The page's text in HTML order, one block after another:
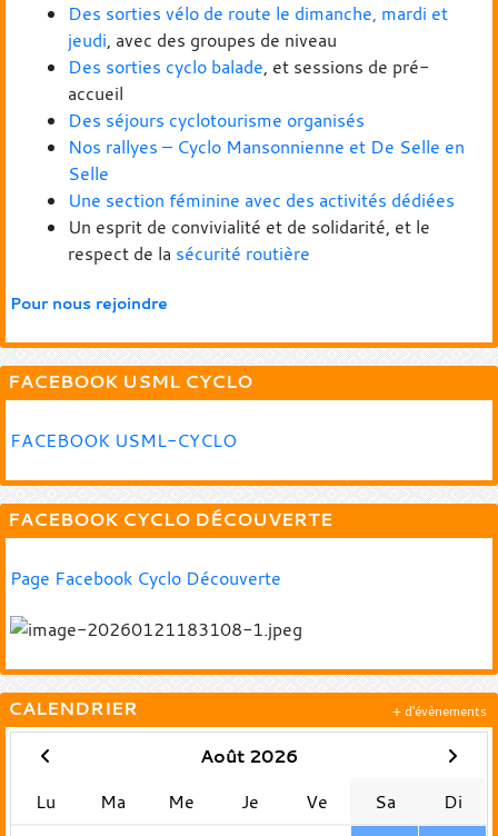
Des sorties vélo de route le dimanche, mardi et
jeudi, avec des groupes de niveau
Des sorties cyclo balade, et sessions de pré-
accueil
Des séjours cyclotourisme organisés
Nos rallyes – Cyclo Mansonnienne et De Selle en
Selle
Une section féminine avec des activités dédiées
Un esprit de convivialité et de solidarité, et le
respect de la sécurité routière
Pour nous rejoindre
FACEBOOK USML CYCLO
FACEBOOK USML-CYCLO
FACEBOOK CYCLO DÉCOUVERTE
Page Facebook Cyclo Découverte
CALENDRIER
Août 2026
Lu
Ma Me Je Ve Sa
Di
+ d'évènements